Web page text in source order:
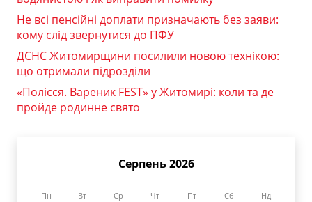
Не всі пенсійні доплати призначають без заяви:
кому слід звернутися до ПФУ
ДСНС Житомирщини посилили новою технікою:
що отримали підрозділи
«Полісся. Вареник FEST» у Житомирі: коли та де
пройде родинне свято
Серпень 2026
Пн Вт Ср Чт Пт Сб Нд